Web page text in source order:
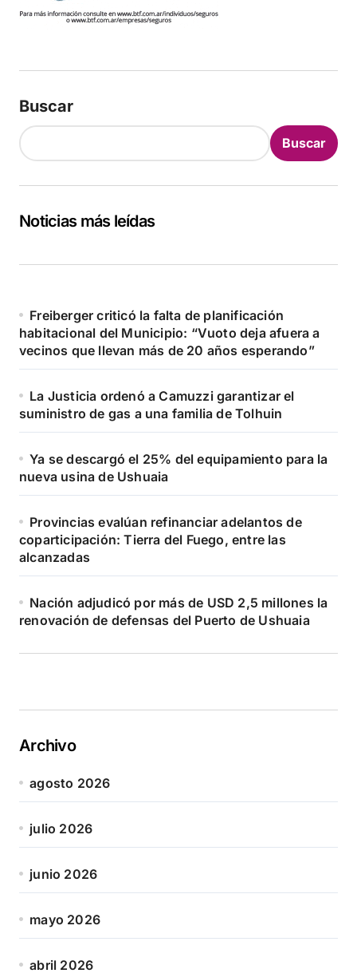
Buscar
Buscar
Noticias más leídas
Freiberger criticó la falta de planificación
habitacional del Municipio: “Vuoto deja afuera a
vecinos que llevan más de 20 años esperando”
La Justicia ordenó a Camuzzi garantizar el
suministro de gas a una familia de Tolhuin
Ya se descargó el 25% del equipamiento para la
nueva usina de Ushuaia
Provincias evalúan refinanciar adelantos de
coparticipación: Tierra del Fuego, entre las
alcanzadas
Nación adjudicó por más de USD 2,5 millones la
renovación de defensas del Puerto de Ushuaia
Archivo
agosto 2026
julio 2026
junio 2026
mayo 2026
abril 2026